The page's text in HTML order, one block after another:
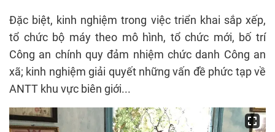
Đặc biệt, kinh nghiệm trong việc triển khai sắp xếp,
tổ chức bộ máy theo mô hình, tổ chức mới, bố trí
Công an chính quy đảm nhiệm chức danh Công an
xã; kinh nghiệm giải quyết những vấn đề phức tạp về
ANTT khu vực biên giới...